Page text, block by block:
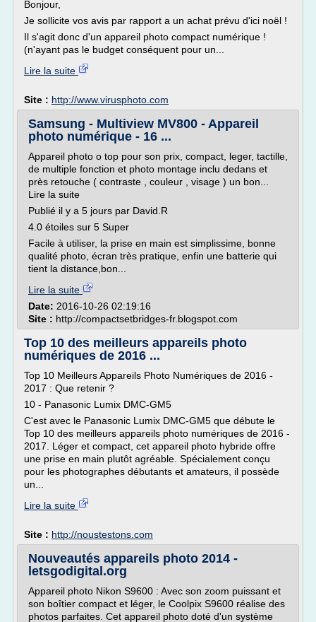
Bonjour,
Je sollicite vos avis par rapport a un achat prévu d'ici noël !
Il s'agit donc d'un appareil photo compact numérique !
(n'ayant pas le budget conséquent pour un...
Lire la suite
Site : http://www.virusphoto.com
Samsung - Multiview MV800 - Appareil
photo numérique - 16 ...
Appareil photo o top pour son prix, compact, leger, tactille,
de multiple fonction et photo montage inclu dedans et
près retouche ( contraste , couleur , visage ) un bon...
Lire la suite
Publié il y a 5 jours par David.R
4.0 étoiles sur 5 Super
Facile à utiliser, la prise en main est simplissime, bonne
qualité photo, écran très pratique, enfin une batterie qui
tient la distance,bon...
Lire la suite
Date: 2016-10-26 02:19:16
Site : http://compactsetbridges-fr.blogspot.com
Top 10 des meilleurs appareils photo
numériques de 2016 ...
Top 10 Meilleurs Appareils Photo Numériques de 2016 -
2017 : Que retenir ?
10 - Panasonic Lumix DMC-GM5
C'est avec le Panasonic Lumix DMC-GM5 que débute le
Top 10 des meilleurs appareils photo numériques de 2016 -
2017. Léger et compact, cet appareil photo hybride offre
une prise en main plutôt agréable. Spécialement conçu
pour les photographes débutants et amateurs, il possède
un...
Lire la suite
Site : http://noustestons.com
Nouveautés appareils photo 2014 -
letsgodigital.org
Appareil photo Nikon S9600 : Avec son zoom puissant et
son boîtier compact et léger, le Coolpix S9600 réalise des
photos parfaites. Cet appareil photo doté d'un système